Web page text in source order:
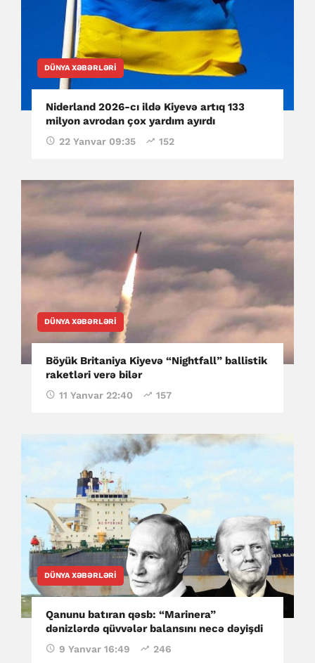
DÜNYA XƏBƏRLƏRI
Niderland 2026-cı ildə Kiyevə artıq 133
milyon avrodan çox yardım ayırdı
22 Yanvar 09:35 152
DÜNYA XƏBƏRLƏRI
Böyük Britaniya Kiyevə “Nightfall” ballistik
raketləri verə bilər
11 Yanvar 22:40 157
DÜNYA XƏBƏRLƏRI
Qanunu batıran qəsb: “Marinera”
dənizlərdə qüvvələr balansını necə dəyişdi
9 Yanvar 16:49 246